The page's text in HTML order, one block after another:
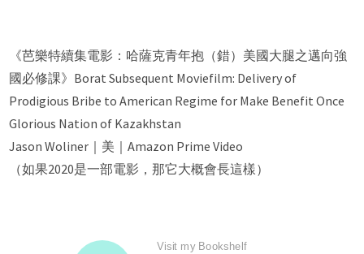
《芭樂特續集電影：哈薩克青年抱（錯）美國大腿之邁向強
國必修課》Borat Subsequent Moviefilm: Delivery of
Prodigious Bribe to American Regime for Make Benefit Once
Glorious Nation of Kazakhstan
Jason Woliner｜美｜Amazon Prime Video
（如果2020是一部電影，那它大概會長這樣）